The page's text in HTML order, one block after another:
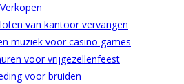
van kantoor vervangen
muziek voor casino games
voor vrijgezellenfeest
voor bruiden